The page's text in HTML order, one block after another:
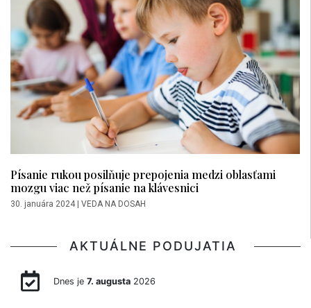
Písanie rukou posilňuje prepojenia medzi oblasťami
mozgu viac než písanie na klávesnici
30. januára 2024 | VEDA NA DOSAH
AKTUÁLNE PODUJATIA
Dnes je 7. augusta2026